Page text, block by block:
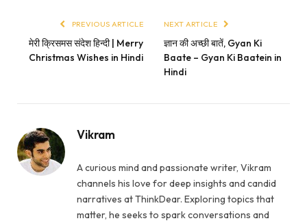
PREVIOUS ARTICLE
मेरी क्रिसमस संदेश हिन्दी | Merry
Christmas Wishes in Hindi
NEXT ARTICLE
ज्ञान की अच्छी बातें, Gyan Ki
Baate – Gyan Ki Baatein in
Hindi
Vikram
A curious mind and passionate writer, Vikram
channels his love for deep insights and candid
narratives at ThinkDear. Exploring topics that
matter, he seeks to spark conversations and